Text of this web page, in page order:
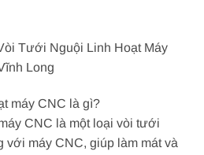
Tưới Nguội Linh Hoạt Máy
Long
máy CNC là gì?
CNC là một loại vòi tưới
máy CNC, giúp làm mát và